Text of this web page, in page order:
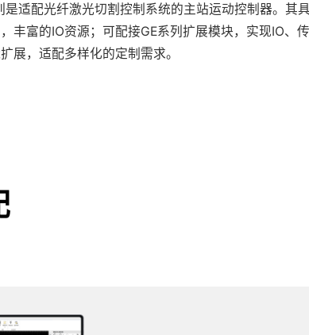
是适配光纤激光切割控制系统的主站运动控制器。其
丰富的IO资源；可配接GE系列扩展模块，实现IO、
展，适配多样化的定制需求。